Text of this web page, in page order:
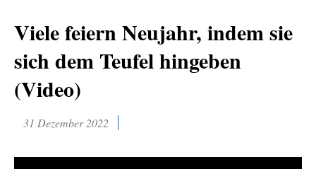
Viele feiern Neujahr, indem sie
sich dem Teufel hingeben
(Video)
31 Dezember 2022